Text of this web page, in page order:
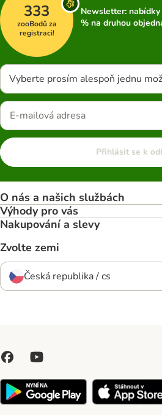
333
zooBodů za
registraci!
Newsletter:
% na druhou
Vyberte prosím alespoň jednu
Přihlásit se k
O nás a našich službách
Výhody pro vás
Nakupování a slevy
Zvolte zemi
Česká republika / cs